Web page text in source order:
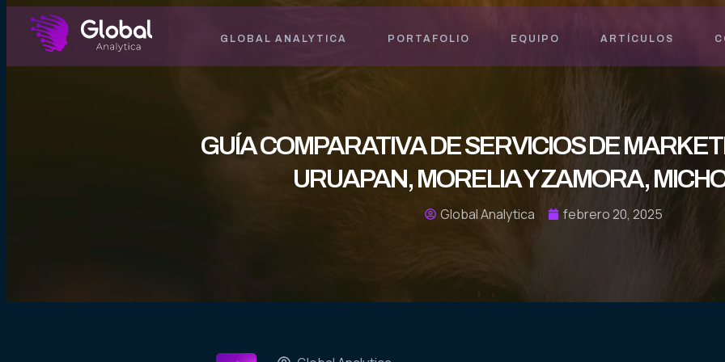
GLOBAL ANALYTICA PORTAFOLIO EQUIPO ARTÍCULOS
GUÍA COMPARATIVA DE SERVICIOS DE
URUAPAN, MORELIA Y ZAMORA,
Global Analytica febrero 20, 2025